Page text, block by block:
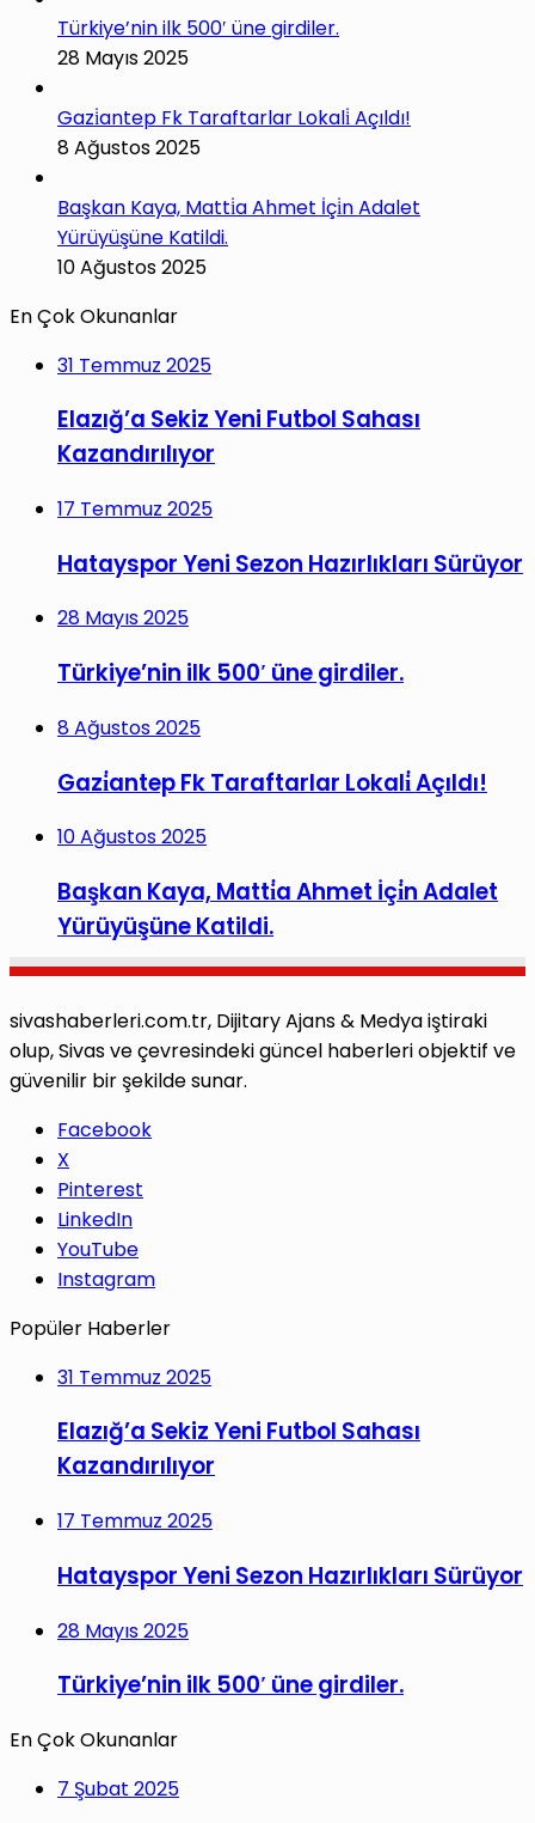
Türkiye’nin ilk 500′ üne girdiler.
28 Mayıs 2025
Gazi̇antep Fk Taraftarlar Lokali̇ Açıldı!
8 Ağustos 2025
Başkan Kaya, Matti̇a Ahmet İçi̇n Adalet
Yürüyüşüne Katildi.
10 Ağustos 2025
En Çok Okunanlar
31 Temmuz 2025
Elazığ’a Sekiz Yeni Futbol Sahası
Kazandırılıyor
17 Temmuz 2025
Hatayspor Yeni Sezon Hazırlıkları Sürüyor
28 Mayıs 2025
Türkiye’nin ilk 500′ üne girdiler.
8 Ağustos 2025
Gazi̇antep Fk Taraftarlar Lokali̇ Açıldı!
10 Ağustos 2025
Başkan Kaya, Matti̇a Ahmet İçi̇n Adalet
Yürüyüşüne Katildi.
sivashaberleri.com.tr, Dijitary Ajans & Medya iştiraki
olup, Sivas ve çevresindeki güncel haberleri objektif ve
güvenilir bir şekilde sunar.
Facebook
X
Pinterest
LinkedIn
YouTube
Instagram
Popüler Haberler
31 Temmuz 2025
Elazığ’a Sekiz Yeni Futbol Sahası
Kazandırılıyor
17 Temmuz 2025
Hatayspor Yeni Sezon Hazırlıkları Sürüyor
28 Mayıs 2025
Türkiye’nin ilk 500′ üne girdiler.
En Çok Okunanlar
7 Şubat 2025